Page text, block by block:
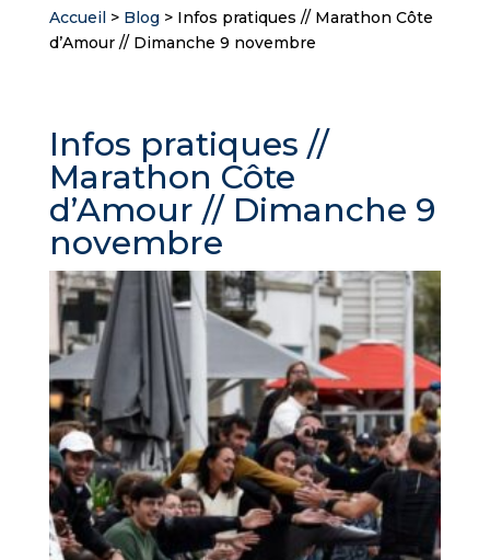
Accueil> Blog > Infos pratiques // Marathon Côte
d’Amour // Dimanche 9 novembre
Infos pratiques //
Marathon Côte
d’Amour // Dimanche 9
novembre